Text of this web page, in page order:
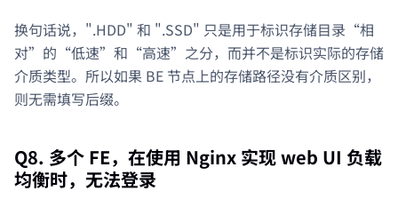
换句话说，".HDD" 和 ".SSD" 只是用于标识存储目录“相
对”的“低速”和“高速”之分，而并不是标识实际的存储
介质类型。所以如果 BE 节点上的存储路径没有介质区别，
则无需填写后缀。
Q8. 多个 FE，在使用 Nginx 实现 web UI 负载
均衡时，无法登录